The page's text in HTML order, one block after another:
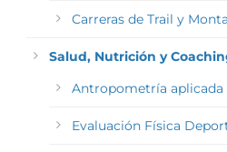
Carreras de Trail y
Salud, Nutrición y
Antropometría aplicada
Evaluación Física